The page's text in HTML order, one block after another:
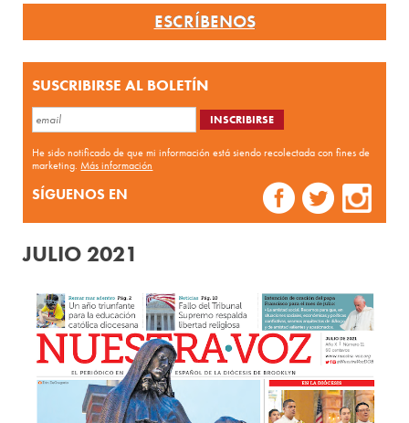
ESCRÍBENOS
SUSCRIBIRSE AL BOLETÍN
He sido notificado de que mi información está siendo recolectada con fines de
marketing.Más información
SÍGUENOS EN
JULIO 2021